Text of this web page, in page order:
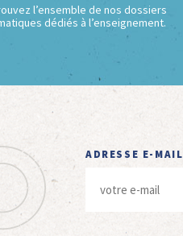
l’ensemble de nos dossiers
dédiés à l’enseignement.
ADRESSE E-MAIL